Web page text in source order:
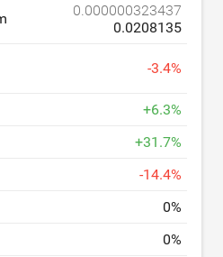
0.000000323437
0.0208135
-3.4%
+6.3%
+31.7%
-14.4%
0%
0%